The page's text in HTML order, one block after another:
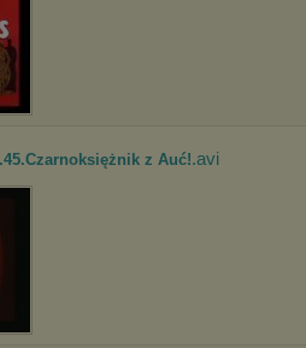
z Auć!.avi